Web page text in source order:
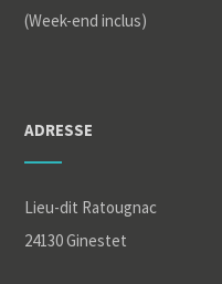
(Week-end inclus)
ADRESSE
Lieu-dit Ratougnac
24130 Ginestet